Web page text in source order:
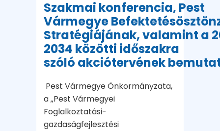
Szakmai konferencia, Pest
Vármegye
Stratégiájának, valamint a
2034 közötti időszakra
szóló akciótervének
Pest Vármegye Önkormányzata,
a „Pest Vármegyei
Foglalkoztatási-
gazdaságfejlesztési